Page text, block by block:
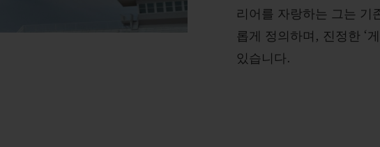
리어를 자랑하는 그는 기
롭게 정의하며, 진정한 ‘
있습니다.